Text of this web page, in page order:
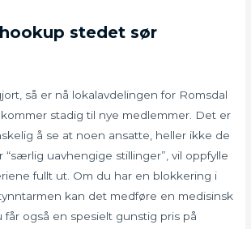
stedet sør
så er nå lokalavdelingen for Romsdal
stadig til nye medlemmer. Det er
å se at noen ansatte, heller ikke de
“særlig uavhengige stillinger”, vil oppfylle
fullt ut. Om du har en blokkering i
kan det medføre en medisinsk
får også en spesielt gunstig pris på